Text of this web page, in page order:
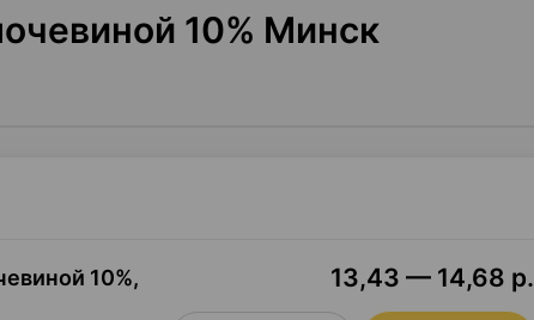
10% Минск
10%,
13,43 — 14,68 р.